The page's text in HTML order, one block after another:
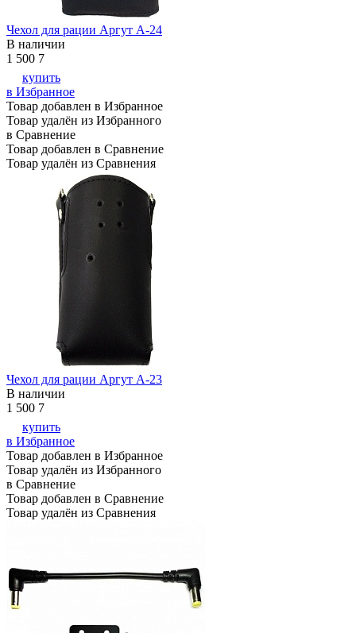
Чехол для рации Аргут А-24
В наличии
1 500 7
купить
в Избранное
Товар добавлен в Избранное
Товар удалён из Избранного
в Сравнение
Товар добавлен в Сравнение
Товар удалён из Сравнения
Чехол для рации Аргут А-23
В наличии
1 500 7
купить
в Избранное
Товар добавлен в Избранное
Товар удалён из Избранного
в Сравнение
Товар добавлен в Сравнение
Товар удалён из Сравнения